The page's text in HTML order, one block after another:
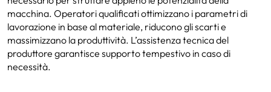
macchina. Operatori qualificati ottimizzano i parametri di
lavorazione in base al materiale, riducono gli scarti e
massimizzano la produttività. L’assistenza tecnica del
produttore garantisce supporto tempestivo in caso di
necessità.